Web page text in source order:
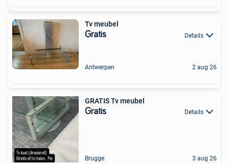
Tv meubel
Gratis Details
Antwerpen 2 aug 26
GRATIS Tv meubel
Gratis Details
Brugge 3 aug 26